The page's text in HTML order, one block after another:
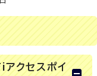
クセスポイ